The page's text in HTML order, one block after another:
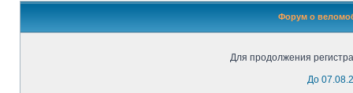
Форум о
Для продолжения
До